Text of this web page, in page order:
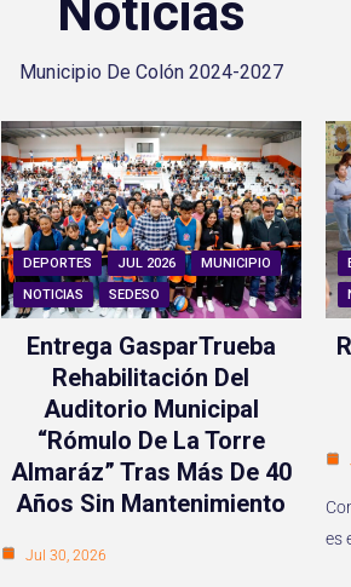
Noticias
Municipio De Colón 2024-2027
DEPORTES JUL 2026
MUNICIPIO
NOTICIAS
SEDESO
Entrega GasparTrueba
Rehabilitación Del
Auditorio Municipal
“Rómulo De La Torre
Almaráz” Tras Más De 40
Años Sin Mantenimiento
Jul 30, 2026
es